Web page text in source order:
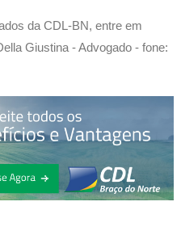
da CDL-BN, entre em
Giustina - Advogado - fone: